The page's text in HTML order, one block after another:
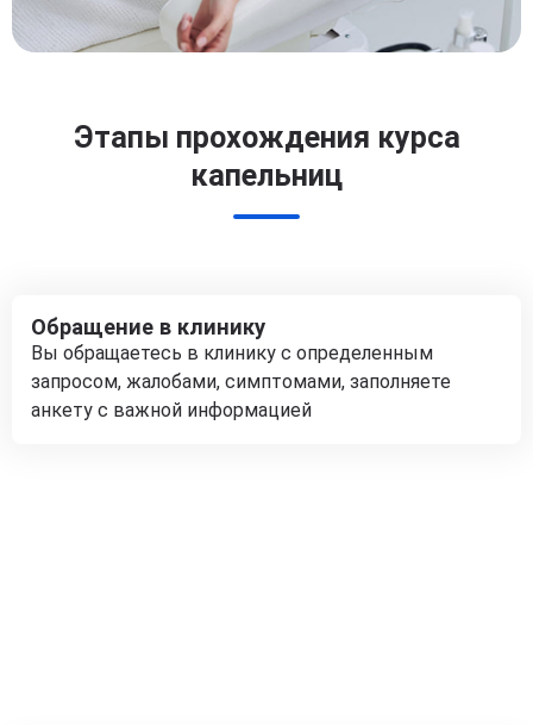
Этапы прохождения курса
капельниц
Обращение в клинику
Вы обращаетесь в клинику с определенным
запросом, жалобами, симптомами, заполняете
анкету с важной информацией